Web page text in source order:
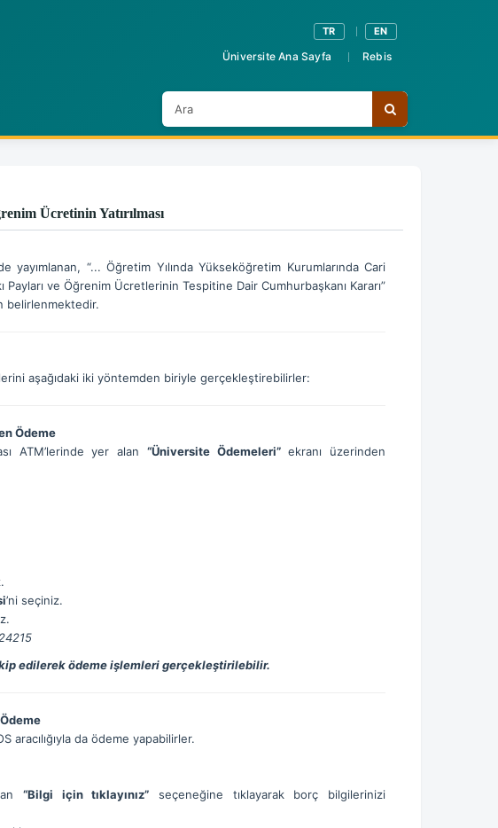
TR EN
Üniversite Ana Sayfa Rebis
Ara
A
a
Ücretinin Yatırılması
yayımlanan, “... Öğretim Yılında Yükseköğretim Kurumlarında Cari
ve Öğrenim Ücretlerinin Tespitine Dair Cumhurbaşkanı Kararı”
belirlenmektedir.
aşağıdaki iki yöntemden biriyle gerçekleştirebilirler:
Ödeme
ATM’lerinde yer alan “Üniversite Ödemeleri”ekranı üzerinden
’ni seçiniz.
edilerek ödeme işlemleri gerçekleştirilebilir.
aracılığıyla da ödeme yapabilirler.
“Bilgi için tıklayınız” seçeneğine tıklayarak borç bilgilerinizi